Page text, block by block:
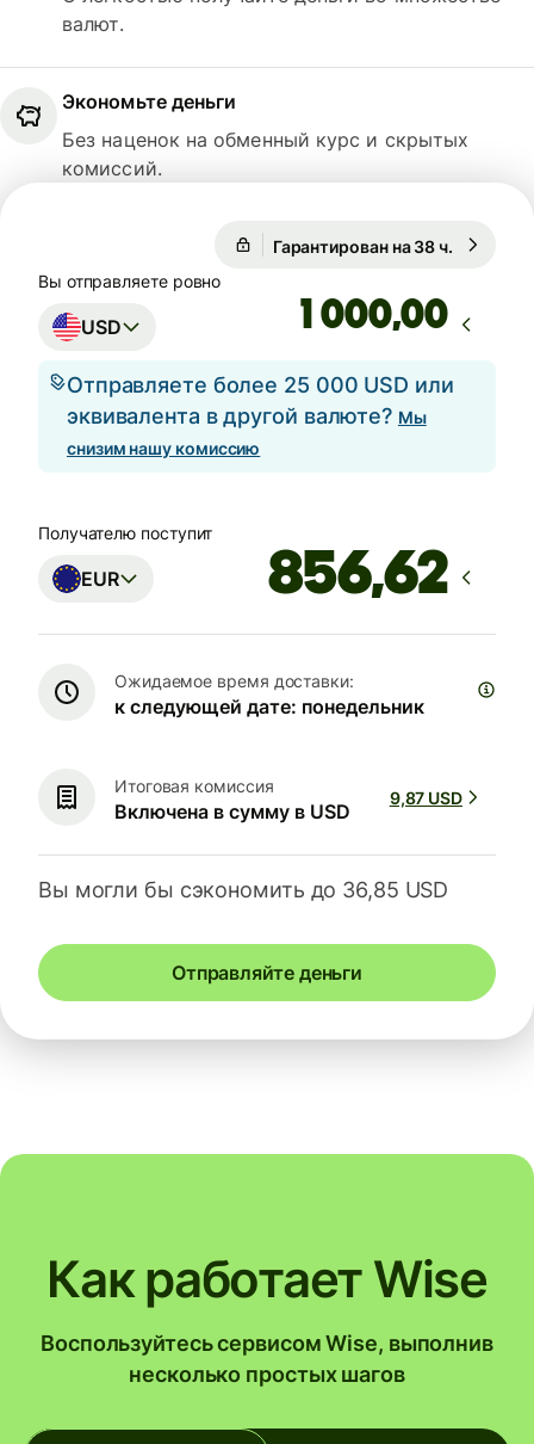
валют.
Экономьте деньги
Без наценок на обменный курс и скрытых
комиссий.
Гарантирован на 38 ч.
Вы отправляете ровно
USD ,00
Отправляете более 25 000 USD или
эквивалента в другой валюте? Мы
снизим нашу комиссию
Получателю поступит
EUR
Ожидаемое время доставки:
к следующей дате: понедельник
Итоговая комиссия
Включена в сумму в USD
9,87 USD
Вы могли бы сэкономить до 36,85 USD
Отправляйте деньги
Как работает Wise
Воспользуйтесь сервисом Wise, выполнив
несколько простых шагов